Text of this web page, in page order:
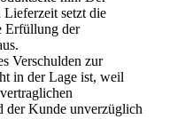
Lieferzeit setzt die
Erfüllung der
Verschulden zur
in der Lage ist, weil
Kunde unverzüglich